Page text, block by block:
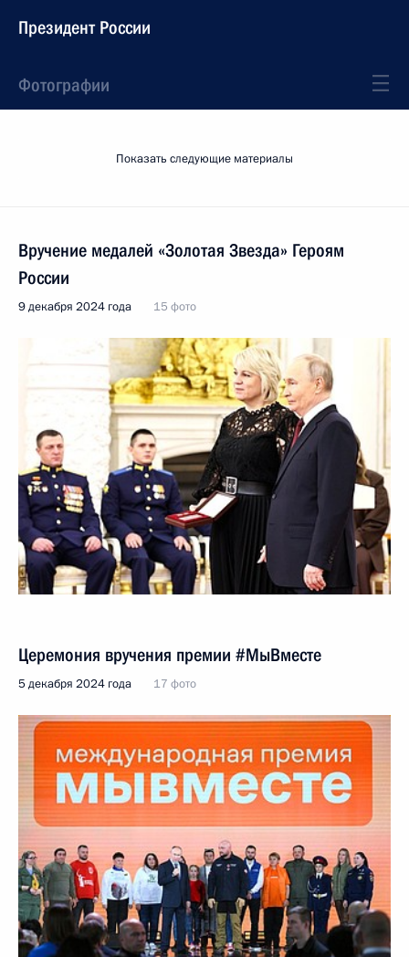
Президент России
Фотографии
Показать следующие материалы
Вручение медалей «Золотая Звезда» Героям
России
9 декабря 2024 года 15 фото
Церемония вручения премии #МыВместе
5 декабря 2024 года 17 фото